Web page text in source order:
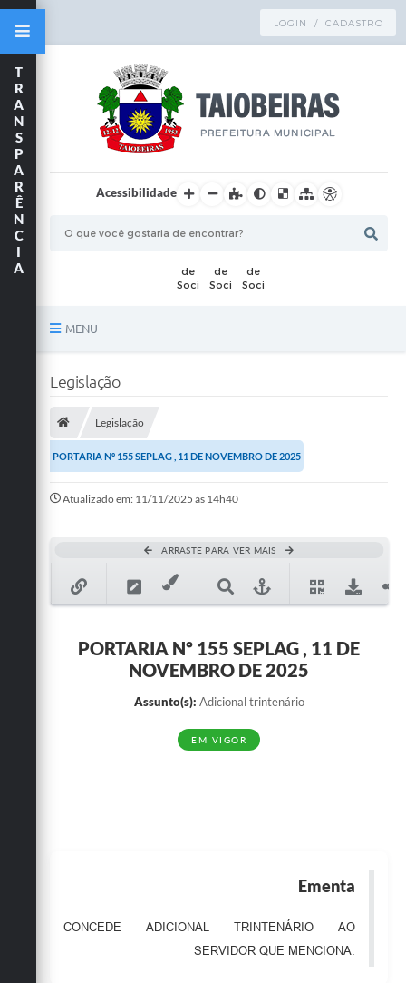
LOGIN / CADASTRO
Acessibilidade
MENU
Publicações
A Prefeitura
Ouvidoria
Legislação
T
R
A
N
S
P
A
R
Ê
N
C
I
A
Legislação
Legislação
PORTARIA Nº 155 SEPLAG , 11 DE NOVEMBRO DE 2025
Atualizado em: 11/11/2025 às 14h40
ARRASTE PARA VER MAIS
PORTARIA Nº 155 SEPLAG , 11 DE
NOVEMBRO DE 2025
Assunto(s): Adicional trintenário
EM VIGOR
Ementa
CONCEDE ADICIONAL TRINTENÁRIO AO
SERVIDOR QUE MENCIONA.